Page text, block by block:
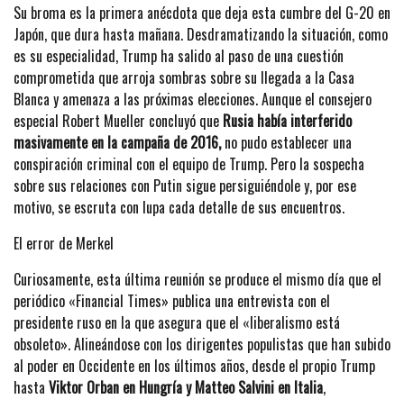
Su broma es la primera anécdota que deja esta cumbre del G-20 en
Japón, que dura hasta mañana. Desdramatizando la situación, como
es su especialidad, Trump ha salido al paso de una cuestión
comprometida que arroja sombras sobre su llegada a la Casa
Blanca y amenaza a las próximas elecciones. Aunque el consejero
especial Robert Mueller concluyó que Rusia había interferido
masivamente en la campaña de 2016,no pudo establecer una
conspiración criminal con el equipo de Trump. Pero la sospecha
sobre sus relaciones con Putin sigue persiguiéndole y, por ese
motivo, se escruta con lupa cada detalle de sus encuentros.
El error de Merkel
Curiosamente, esta última reunión se produce el mismo día que el
periódico «Financial Times» publica una entrevista con el
presidente ruso en la que asegura que el «liberalismo está
obsoleto». Alineándose con los dirigentes populistas que han subido
al poder en Occidente en los últimos años, desde el propio Trump
hasta Viktor Orban en Hungría y Matteo Salvini en Italia,